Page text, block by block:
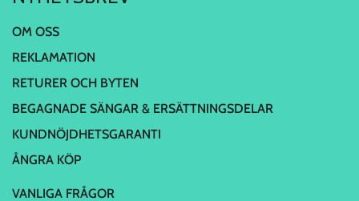
OM OSS
REKLAMATION
RETURER OCH BYTEN
BEGAGNADE SÄNGAR & ERSÄTTNINGSDELAR
KUNDNÖJDHETSGARANTI
ÅNGRA KÖP
VANLIGA FRÅGOR